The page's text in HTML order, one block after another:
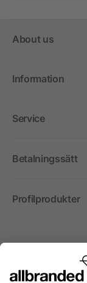
About us
Information
Service
Betalningssätt
Profilprodukter